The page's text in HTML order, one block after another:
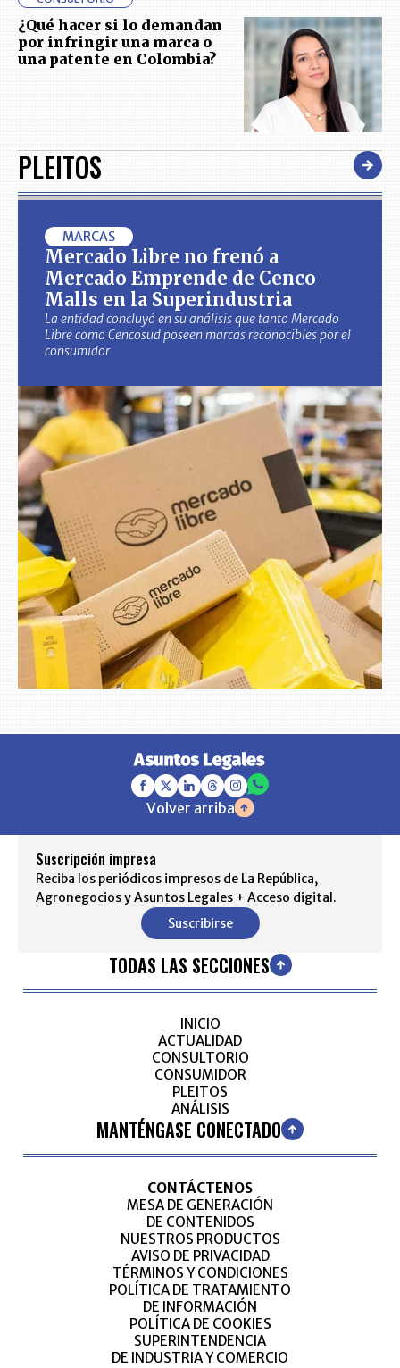
¿Qué hacer si lo demandan
por infringir una marca o
una patente en Colombia?
PLEITOS
MARCAS
Mercado Libre no frenó a
Mercado Emprende de Cenco
Malls en la Superindustria
La entidad concluyó en su análisis que tanto Mercado
Libre como Cencosud poseen marcas reconocibles por el
consumidor
Volver arriba
Suscripción impresa
Reciba los periódicos impresos de La República,
Agronegocios y Asuntos Legales + Acceso digital.
Suscribirse
TODAS LAS SECCIONES
INICIO
ACTUALIDAD
CONSULTORIO
CONSUMIDOR
PLEITOS
ANÁLISIS
MANTÉNGASE CONECTADO
CONTÁCTENOS
MESA DE GENERACIÓN
DE CONTENIDOS
NUESTROS PRODUCTOS
AVISO DE PRIVACIDAD
TÉRMINOS Y CONDICIONES
POLÍTICA DE TRATAMIENTO
DE INFORMACIÓN
POLÍTICA DE COOKIES
SUPERINTENDENCIA
DE INDUSTRIA Y COMERCIO